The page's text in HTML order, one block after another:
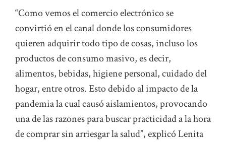
“Como vemos el comercio electrónico se
convirtió en el canal donde los consumidores
quieren adquirir todo tipo de cosas, incluso los
productos de consumo masivo, es decir,
alimentos, bebidas, higiene personal, cuidado del
hogar, entre otros. Esto debido al impacto de la
pandemia la cual causó aislamientos, provocando
una de las razones para buscar practicidad a la hora
de comprar sin arriesgar la salud”, explicó Lenita